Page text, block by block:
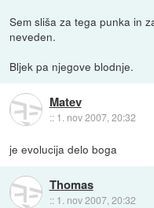
Sem sliša za tega punka in
neveden.
Bljek pa njegove blodnje.
Matev
:: 1. nov 2007, 20:32
je evolucija delo boga
Thomas
:: 1. nov 2007, 20:32